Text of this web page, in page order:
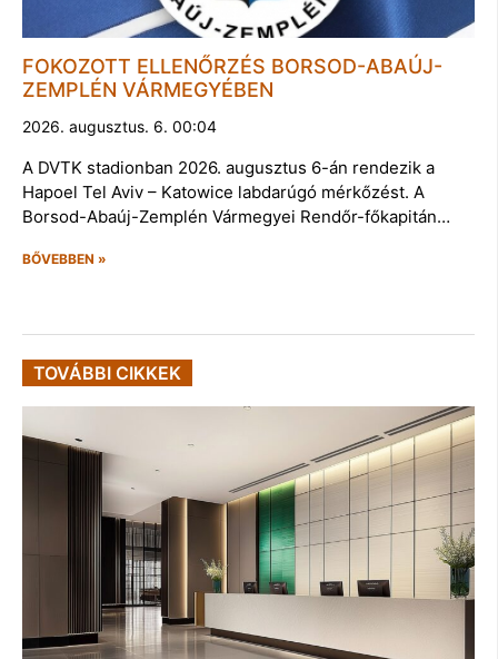
FOKOZOTT ELLENŐRZÉS BORSOD-ABAÚJ-
ZEMPLÉN VÁRMEGYÉBEN
2026. augusztus. 6. 00:04
A DVTK stadionban 2026. augusztus 6-án rendezik a
Hapoel Tel Aviv – Katowice labdarúgó mérkőzést. A
Borsod-Abaúj-Zemplén Vármegyei Rendőr-főkapitán…
BŐVEBBEN »
TOVÁBBI CIKKEK